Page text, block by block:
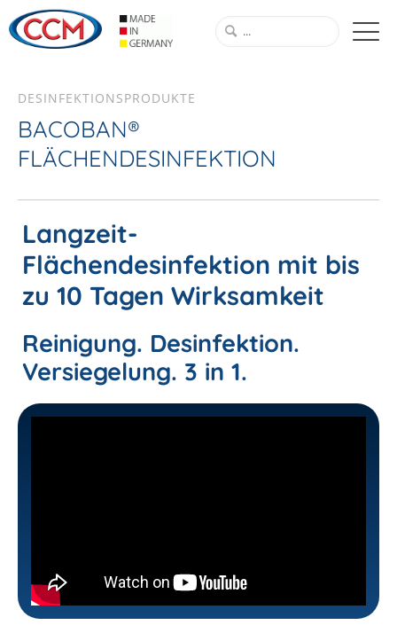
DESINFEKTIONSPRODUKTE
BACOBAN®
FLÄCHENDESINFEKTION
Langzeit-
Flächendesinfektion mit bis
zu 10 Tagen Wirksamkeit
Reinigung. Desinfektion.
Versiegelung. 3 in 1.